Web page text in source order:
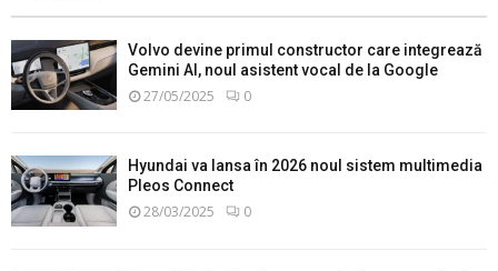
Volvo devine primul constructor care integrează
Gemini AI, noul asistent vocal de la Google
27/05/2025 0
Hyundai va lansa în 2026 noul sistem multimedia
Pleos Connect
28/03/2025 0